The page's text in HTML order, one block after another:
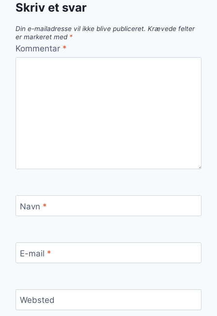
Skriv et svar
Din e-mailadresse vil ikke blive publiceret. Krævede felter
er markeret med *
Kommentar *
Navn *
E-mail *
Websted